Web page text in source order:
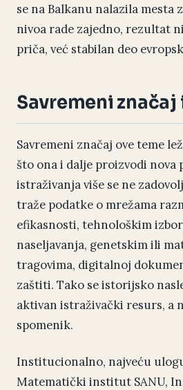
se na Balkanu nalazila mesta
nivoa rade zajedno, rezultat
priča, već stabilan deo
Savremeni značaj
Savremeni značaj ove teme
što ona i dalje proizvodi nova
istraživanja više se ne
traže podatke o mrežama
efikasnosti, tehnološkim
naseljavanja, genetskim ili
tragovima, digitalnoj
zaštiti. Tako se istorijsko
aktivan istraživački resurs, a
spomenik.
Institucionalno, najveću
Matematički institut SANU,